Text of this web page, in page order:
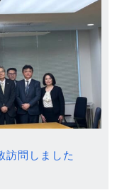
訪問しました